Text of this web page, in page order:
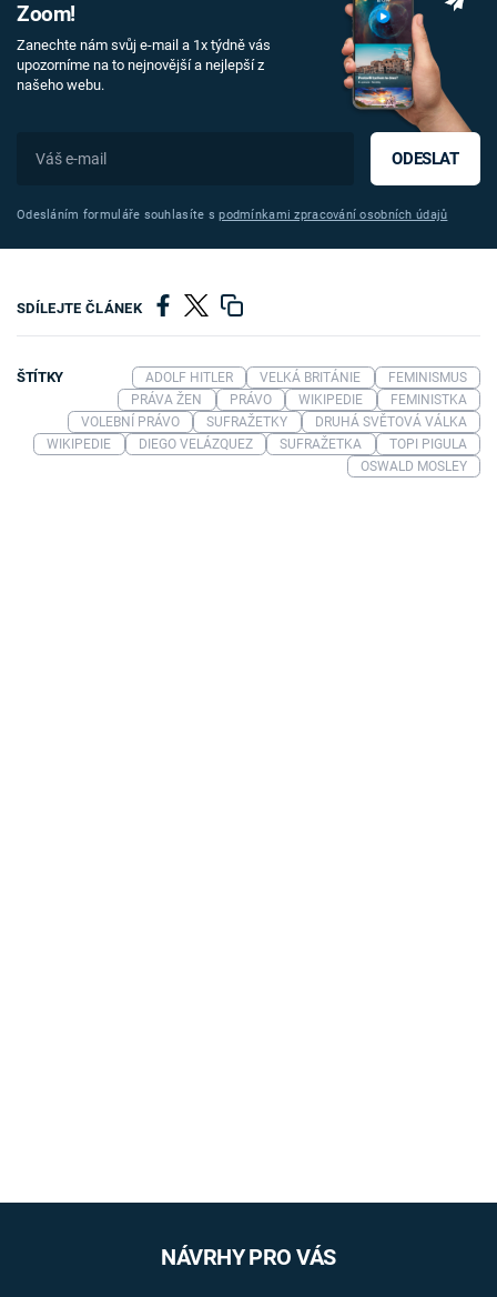
Zoom!
Zanechte nám svůj e-mail a 1x týdně vás
upozorníme na to nejnovější a nejlepší z
našeho webu.
ODESLAT
Odesláním formuláře souhlasíte spodmínkami zpracování osobních údajů
SDÍLEJTE ČLÁNEK
ŠTÍTKY ADOLF HITLER VELKÁ BRITÁNIE
FEMINISMUS
PRÁVA ŽEN
PRÁVO WIKIPEDIE
FEMINISTKA
VOLEBNÍ PRÁVO
SUFRAŽETKY
DRUHÁ SVĚTOVÁ VÁLKA
WIKIPEDIE
DIEGO VELÁZQUEZ SUFRAŽETKA
TOPI PIGULA
OSWALD MOSLEY
NÁVRHY PRO VÁS